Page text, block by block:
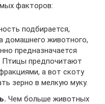
факторов:
подбирается,
домашнего животного,
предназначается
Птицы предпочитают
а вот скоту
зерно в мелкую муку.
Чем больше животных